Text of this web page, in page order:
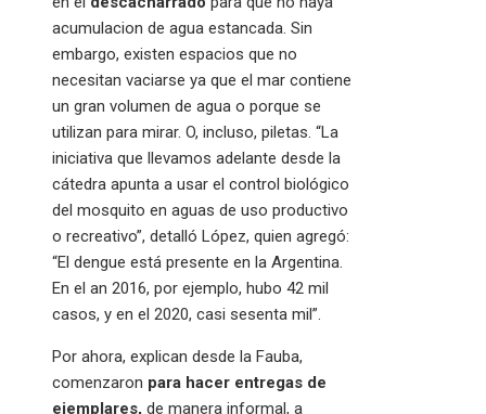
acumulacion de agua estancada. Sin
embargo, existen espacios que no
necesitan vaciarse ya que el mar contiene
un gran volumen de agua o porque se
utilizan para mirar. O, incluso, piletas. “La
iniciativa que llevamos adelante desde la
cátedra apunta a usar el control biológico
del mosquito en aguas de uso productivo
o recreativo”, detalló López, quien agregó:
“El dengue está presente en la Argentina.
En el an 2016, por ejemplo, hubo 42 mil
casos, y en el 2020, casi sesenta mil”.
Por ahora, explican desde la Fauba,
comenzaron para hacer entregas de
ejemplares, de manera informal, a